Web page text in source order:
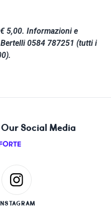
5,00. Informazioni e
0584 787251 (tutti i
Social Media